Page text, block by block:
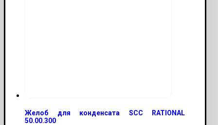
Желоб для конденсата SCC RATIONAL
50.00.300